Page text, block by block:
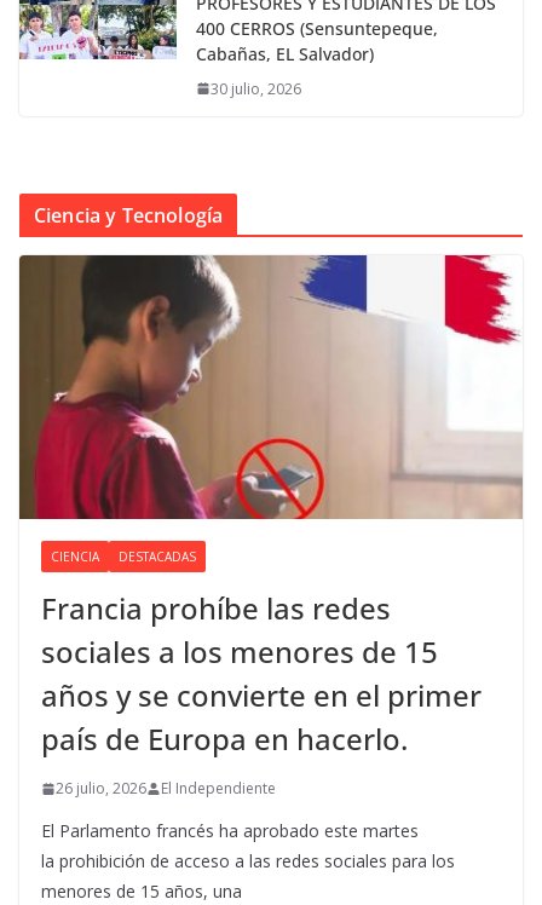
400 CERROS (Sensuntepeque,
Cabañas, EL Salvador)
30 julio, 2026
Ciencia y Tecnología
CIENCIA DESTACADAS
Francia prohíbe las redes
sociales a los menores de 15
años y se convierte en el primer
país de Europa en hacerlo.
26 julio, 2026 El Independiente
El Parlamento francés ha aprobado este martes
la prohibición de acceso a las redes sociales para los
menores de 15 años, una